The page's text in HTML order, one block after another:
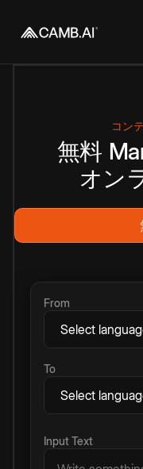
コン
無料
オン
From
To
Input Text